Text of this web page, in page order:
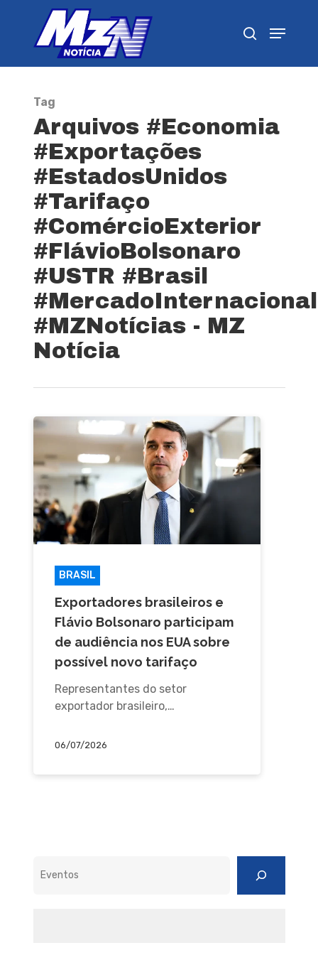
Tag
Arquivos #Economia
#Exportações
#EstadosUnidos
#Tarifaço
#ComércioExterior
#FlávioBolsonaro
#USTR #Brasil
#MercadoInternacional
#MZNotícias - MZ
Notícia
BRASIL
Exportadores brasileiros e
Flávio Bolsonaro participam
de audiência nos EUA sobre
possível novo tarifaço
Representantes do setor
exportador brasileiro,…
06/07/2026